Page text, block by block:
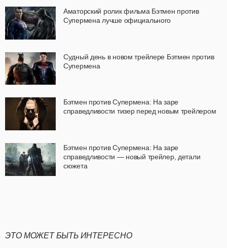
Аматорский ролик фильма Бэтмен против
Супермена лучше официального
Судный день в новом трейлере Бэтмен против
Супермена
Бэтмен против Супермена: На заре
справедливости тизер перед новым трейлером
Бэтмен против Супермена: На заре
справедливости — новый трейлер, детали
сюжета
ЭТО МОЖЕТ БЫТЬ ИНТЕРЕСНО